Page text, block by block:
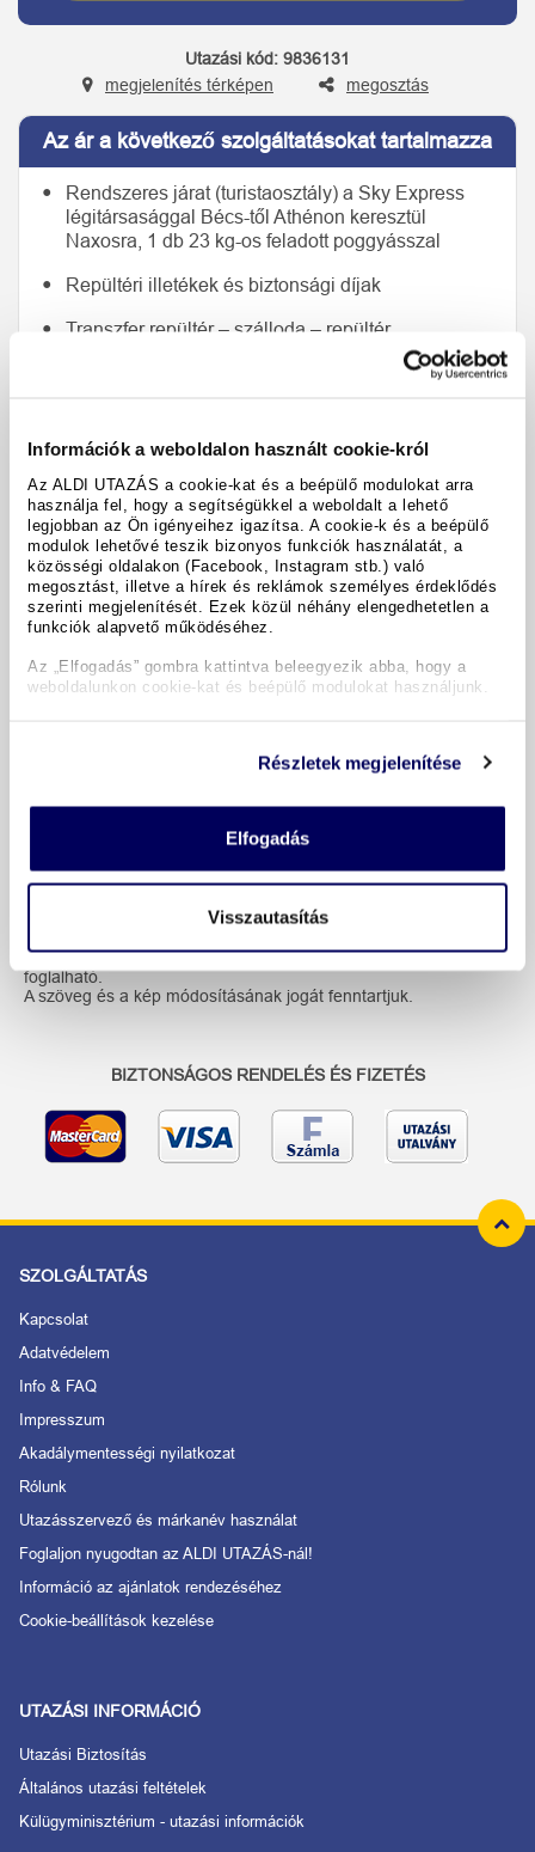
Információk a weboldalon használt cookie-król
Az ALDI UTAZÁS a cookie-kat és a beépülő modulokat arra
használja fel, hogy a segítségükkel a weboldalt a lehető
legjobban az Ön igényeihez igazítsa. A cookie-k és a beépülő
modulok lehetővé teszik bizonyos funkciók használatát, a
közösségi oldalakon (Facebook, Instagram stb.) való
megosztást, illetve a hírek és reklámok személyes érdeklődés
szerinti megjelenítését. Ezek közül néhány elengedhetetlen a
funkciók alapvető működéséhez.
Az „Elfogadás” gombra kattintva beleegyezik abba, hogy a
weboldalunkon cookie-kat és beépülő modulokat használjunk.
Részletek megjelenítése
Elfogadás
Visszautasítás
Utazási kód: 9836131
megjelenítés térképen
megosztás
Az ár a következő szolgáltatásokat tartalmazza
Rendszeres járat (turistaosztály) a Sky Express
légitársasággal Bécs-től Athénon keresztül
Naxosra, 1 db 23 kg-os feladott poggyásszal
Repültéri illetékek és biztonsági díjak
Transzfer repültér – szálloda – repültér
Ellátás: reggeli
Hotel Aegean Palace Naxos ****
Vendégeink véleménye
További információk
Ez az utazás 2026.04.01. 20:00 és 2026.05.27. 20:00 óra között
foglalható.
A szöveg és a kép módosításának jogát fenntartjuk.
BIZTONSÁGOS RENDELÉS ÉS FIZETÉS
SZOLGÁLTATÁS
Kapcsolat
Adatvédelem
Info & FAQ
Impresszum
Akadálymentességi nyilatkozat
Rólunk
Utazásszervező és márkanév használat
Foglaljon nyugodtan az ALDI UTAZÁS-nál!
Információ az ajánlatok rendezéséhez
Cookie-beállítások kezelése
UTAZÁSI INFORMÁCIÓ
Utazási Biztosítás
Általános utazási feltételek
Külügyminisztérium - utazási információk